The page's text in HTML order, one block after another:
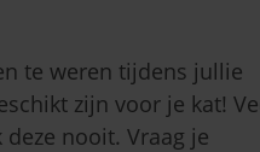
te weren tijdens jullie
zijn voor je kat!
nooit. Vraag je